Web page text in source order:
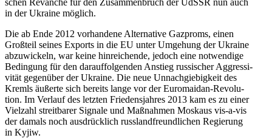
schen Revan­che für den Zusam­men­bruch der UdSSR nun auch
in der Ukraine möglich.
Die ab Ende 2012 vor­han­dene Alter­na­tive Gaz­proms, einen
Groß­teil seines Exports in die EU unter Umge­hung der Ukraine
abzu­wi­ckeln, war keine hin­rei­chende, jedoch eine not­wen­dige
Bedin­gung für den dar­auf­fol­gen­den Anstieg rus­si­scher Aggres­si­
vi­tät gegen­über der Ukraine. Die neue Unnach­gie­big­keit des
Kremls äußerte sich bereits lange vor der Euro­mai­dan-Revo­lu­
tion. Im Verlauf des letzten Frie­dens­jah­res 2013 kam es zu einer
Viel­zahl streit­ba­rer Signale und Maß­nah­men Moskaus vis-a-vis
der damals noch aus­drück­lich russ­land­freund­li­chen Regie­rung
in Kyjiw.